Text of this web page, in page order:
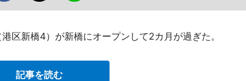
区新橋4）が新橋にオープンして2カ月が過ぎた。
記事を読む